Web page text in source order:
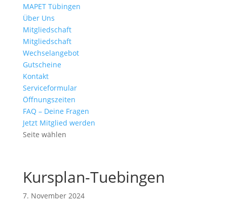
MAPET Tübingen
Über Uns
Mitgliedschaft
Mitgliedschaft
Wechselangebot
Gutscheine
Kontakt
Serviceformular
Öffnungszeiten
FAQ – Deine Fragen
Jetzt Mitglied werden
Seite wählen
Kursplan-Tuebingen
7. November 2024